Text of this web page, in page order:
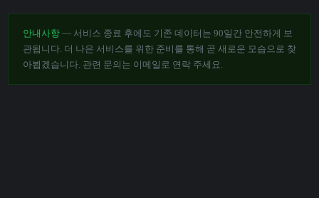
안내사항 — 서비스 종료 후에도 기존 데이터는 90일간 안전하게 보
관됩니다. 더 나은 서비스를 위한 준비를 통해 곧 새로운 모습으로 찾
아뵙겠습니다. 관련 문의는 이메일로 연락 주세요.